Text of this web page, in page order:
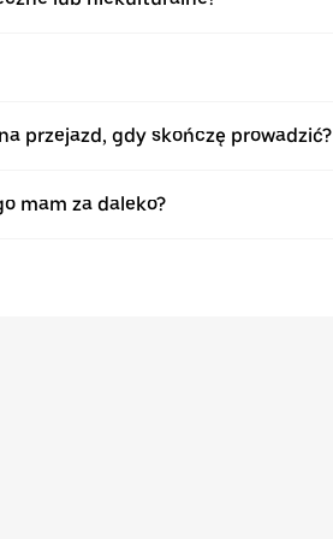
przejazd, gdy skończę prowadzić?
mam za daleko?